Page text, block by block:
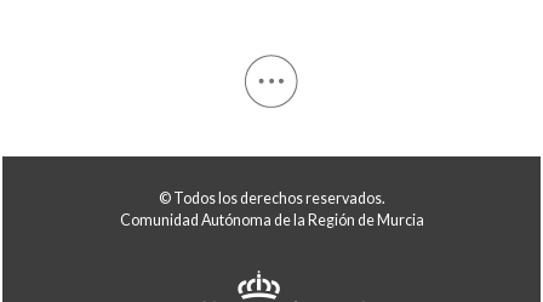
© Todos los derechos reservados.
Comunidad Autónoma de la Región de Murcia